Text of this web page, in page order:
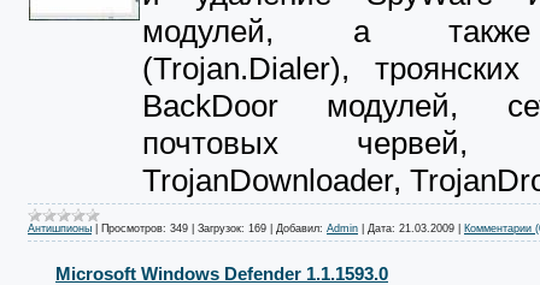
модулей, а
(Trojan.Dialer),
BackDoor модулей,
почтовых червей,
TrojanDownloader,
Антишпионы Просмотров: 349 Загрузок: 169 Добавил: Admin Дата: 21.03.2009 Комментарии
Microsoft Windows Defender 1.1.1593.0